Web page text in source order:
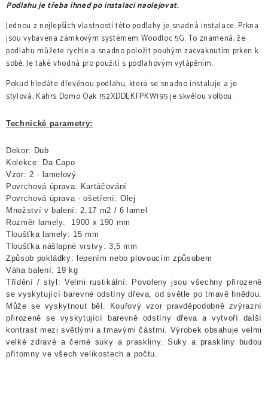
Podlahu je třeba ihned po instalaci naolejovat.
Jednou z nejlepších vlastností této podlahy je snadná instalace. Prkna
jsou vybavena zámkovým systémem Woodloc 5G. To znamená, že
podlahu můžete rychle a snadno položit pouhým zacvaknutím prken k
sobě. Je také vhodná pro použití s ​​podlahovým vytápěním.
Pokud hledáte dřevěnou podlahu, která se snadno instaluje a je
stylová, Kahrs Domo Oak 152XDDEKFPKW195 je skvělou volbou.
Technické parametry:
Dekor: Dub
Kolekce: Da Capo
Vzor: 2 - lamelový
Povrchová úprava: Kartáčování
Povrchová úprava - ošetření: O lej
Množství v balení: 2,17 m2 / 6 lamel
Rozměr lamely: 1900 x 190 mm
Tloušťka lamely: 15 mm
Tloušťka nášlapné vrstvy: 3,5 mm
Způsob pokládky: lepením nebo plovoucím způsobem
Váha balení: 19 kg
Třídění / styl: Velmi rustikální: Povoleny jsou všechny přirozeně
se vyskytující barevné odstíny dřeva, od světle po tmavě hnědou.
Může se vyskytnout běl. Kouřový vzor pravděpodobně zvýrazní
přirozeně se vyskytující barevné odstíny dřeva a vytvoří další
kontrast mezi světlými a tmavými částmi. Výrobek obsahuje velmi
velké zdravé a černé suky a praskliny. Suky a praskliny budou
přítomny ve všech velikostech a počtu.